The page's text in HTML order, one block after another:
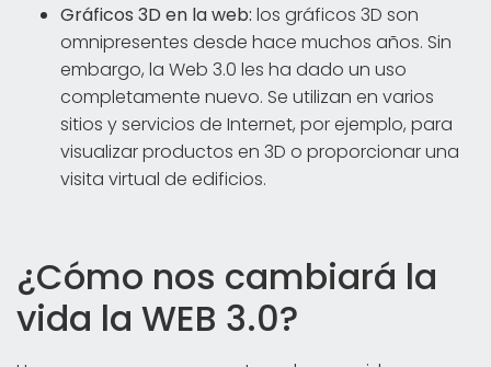
Gráficos 3D en la web: los gráficos 3D son
omnipresentes desde hace muchos años. Sin
embargo, la Web 3.0 les ha dado un uso
completamente nuevo. Se utilizan en varios
sitios y servicios de Internet, por ejemplo, para
visualizar productos en 3D o proporcionar una
visita virtual de edificios.
¿Cómo nos cambiará la
vida la WEB 3.0?